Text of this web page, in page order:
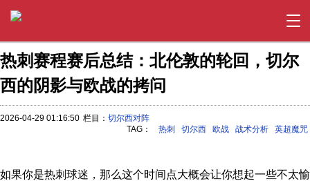
热刺赛程赛后总结：北伦敦的轮回，切尔
西的阴影与欧战的拷问
2026-04-29 01:16:50 栏目： 切尔西对阵
TAG：
热刺 切尔西 欧战 战术分析 英超魔咒
如果你是热刺球迷，那么这个时间点大概会让你想起一些不太愉